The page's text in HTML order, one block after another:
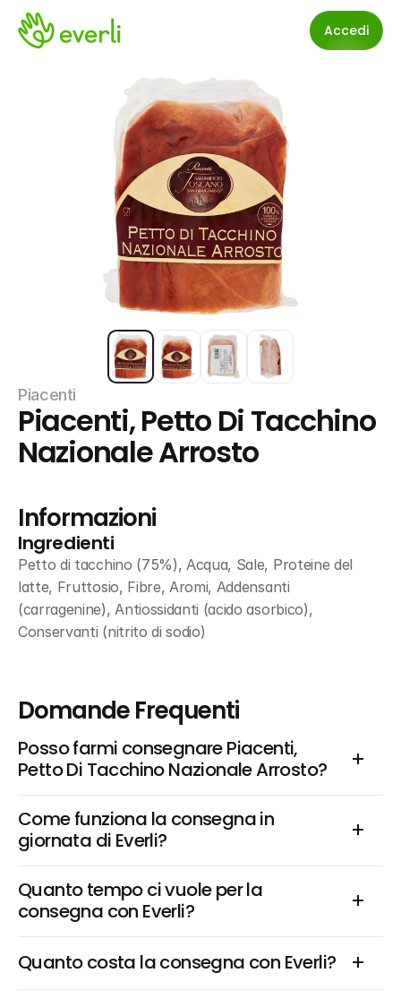
Accedi
Piacenti
Piacenti, Petto Di Tacchino
Nazionale Arrosto
Informazioni
Ingredienti
Petto di tacchino (75%), Acqua, Sale, Proteine del
latte, Fruttosio, Fibre, Aromi, Addensanti
(carragenine), Antiossidanti (acido asorbico),
Conservanti (nitrito di sodio)
Domande Frequenti
Posso farmi consegnare Piacenti,
Petto Di Tacchino Nazionale Arrosto?
Come funziona la consegna in
giornata di Everli?
Quanto tempo ci vuole per la
consegna con Everli?
Quanto costa la consegna con Everli?